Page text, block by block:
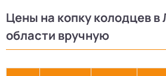
Цены на копку колодцев в
области вручную